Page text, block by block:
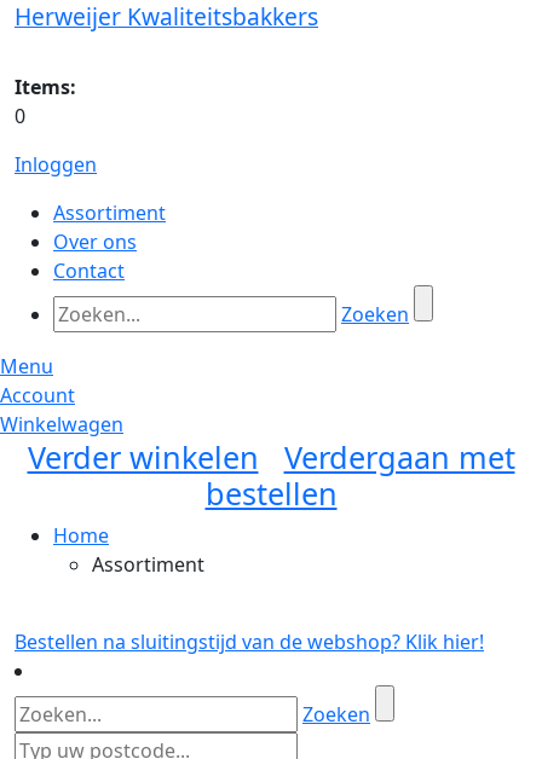
Herweijer Kwaliteitsbakkers
Items:
0
Inloggen
Assortiment
Over ons
Contact
Zoeken
Menu
Account
Winkelwagen
Verder winkelen
Verdergaan met
bestellen
Home
Assortiment
Bestellen na sluitingstijd van de webshop? Klik hier!
Zoeken